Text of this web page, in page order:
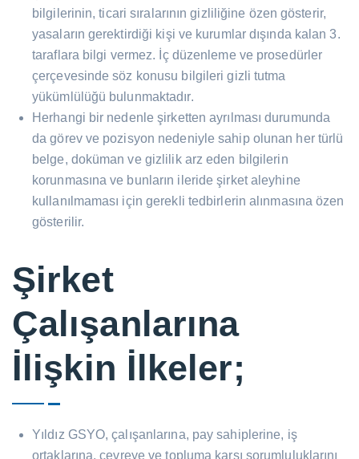
bilgilerinin, ticari sıralarının gizliliğine özen gösterir,
yasaların gerektirdiği kişi ve kurumlar dışında kalan 3.
taraflara bilgi vermez. İç düzenleme ve prosedürler
çerçevesinde söz konusu bilgileri gizli tutma
yükümlülüğü bulunmaktadır.
Herhangi bir nedenle şirketten ayrılması durumunda
da görev ve pozisyon nedeniyle sahip olunan her türlü
belge, doküman ve gizlilik arz eden bilgilerin
korunmasına ve bunların ileride şirket aleyhine
kullanılmaması için gerekli tedbirlerin alınmasına özen
gösterilir.
Şirket
Çalışanlarına
İlişkin İlkeler;
Yıldız GSYO, çalışanlarına, pay sahiplerine, iş
ortaklarına, çevreye ve topluma karşı sorumluluklarını